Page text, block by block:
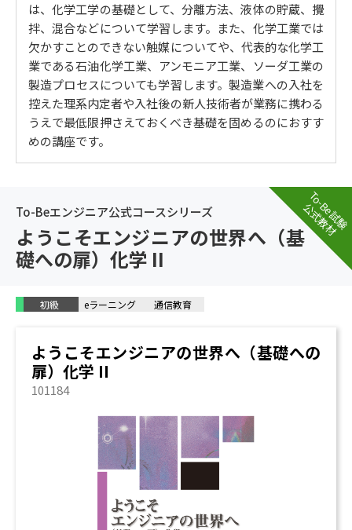
は、化学工学の基礎として、分離方法、液体の貯蔵、攪
拌、混合などについて学習します。また、化学工業では
欠かすことのできない触媒についてや、代表的な化学工
業である石油化学工業、アンモニア工業、ソーダ工業の
製造プロセスについても学習します。製造業への入社を
控えた理系内定者や入社後の新人技術者が業務に携わる
うえで最低限押さえておくべき基礎を固めるのにおすす
めの講座です。
To-Beエンジニア公式コースシリーズ
ようこそエンジニアの世界へ（基
礎への扉）化学 II
To-Be試験
公式教材
初級 eラーニング 通信教育
ようこそエンジニアの世界へ（基礎への
扉）化学 II
101184